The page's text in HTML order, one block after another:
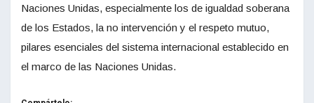
Naciones Unidas, especialmente los de igualdad soberana
de los Estados, la no intervención y el respeto mutuo,
pilares esenciales del sistema internacional establecido en
el marco de las Naciones Unidas.